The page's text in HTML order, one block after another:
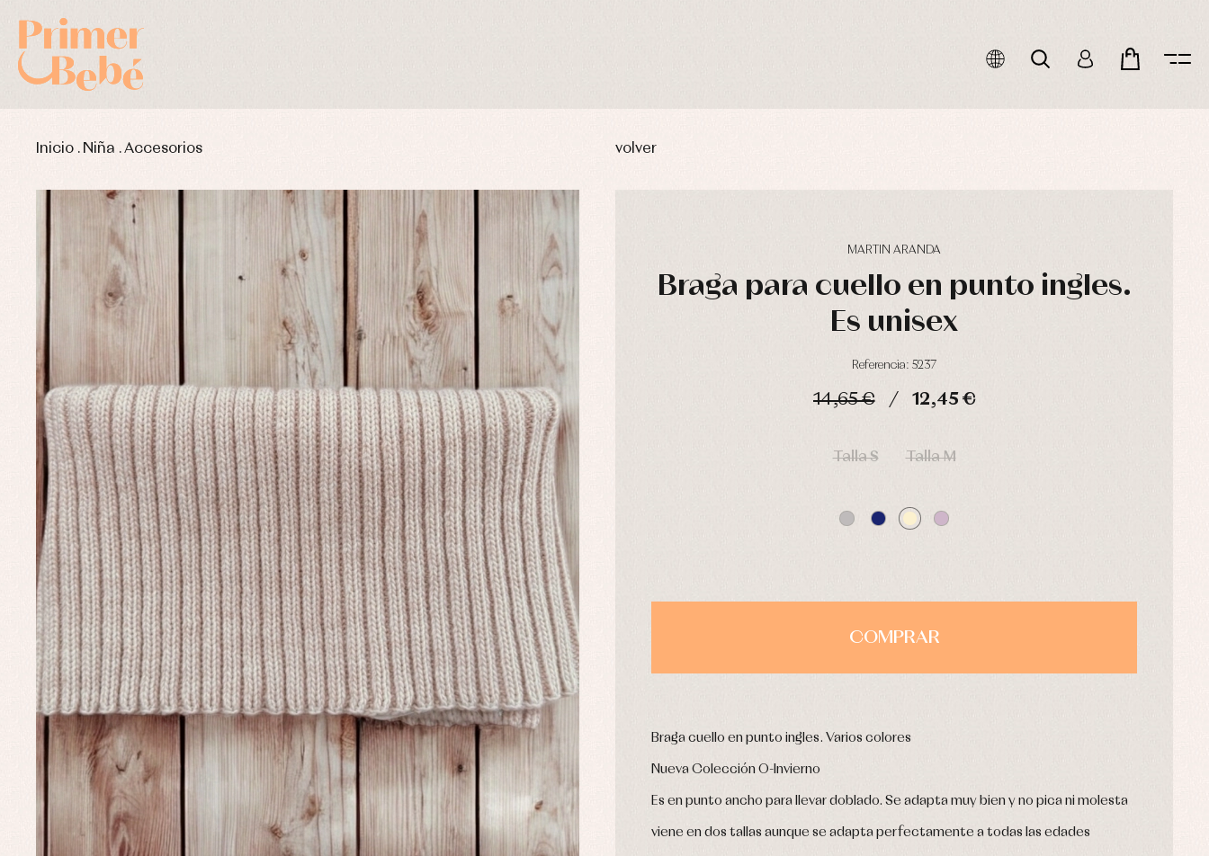
Inicio . Niña .Accesorios volver
MARTIN ARANDA
Braga para cuello en punto ingles.
Es unisex
Referencia: 5237
14,65 € 12,45 €
Talla S Talla M
COMPRAR
Braga cuello en punto ingles. Varios colores
Nueva Colección O-Invierno
Es en punto ancho para llevar doblado. Se adapta muy bien y no pica ni molesta
viene en dos tallas aunque se adapta perfectamente a todas las edades
Complementos de bautizo
Conjuntos
Faldones de bautizo
Peleles y ranitas
Baberos
Blusas, camisas y jerseys
Complementos
Conjuntos
Faldones de bebé
Peleles y ranitas
Ropa interior, bodys,
pijamas...
Blusas y camisas
Chaquetas y abrigos
Complementos
Conjuntos
Peleles y ranitas
Ropa interior
Vestidos
Accesorios
Arras y fiesta
Blusas y camisas
Chaquetas y jersey
Conjuntos
Ropa de abrigo
Ropa de baño
Ropa interior
Calcetines
Gorros y capotas
Leotardos
Puericultura